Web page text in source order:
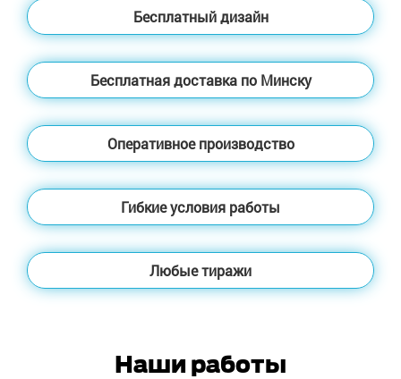
Бесплатный дизайн
Бесплатная доставка по Минску
Оперативное производство
Гибкие условия работы
Любые тиражи
Наши работы